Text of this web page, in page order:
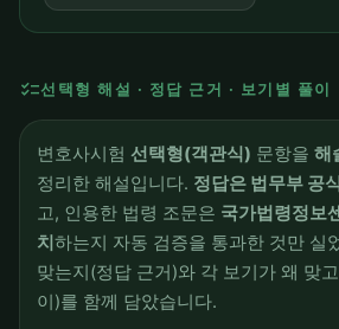
checklist선택형 해설 · 정답 근거 · 보기별 풀이
변호사시험 선택형(객관식) 문항을 해
정리한 해설입니다. 정답은 법무부 공
고, 인용한 법령 조문은 국가법령정보
치하는지 자동 검증을 통과한 것만 실
맞는지(정답 근거)와 각 보기가 왜 맞
이)를 함께 담았습니다.